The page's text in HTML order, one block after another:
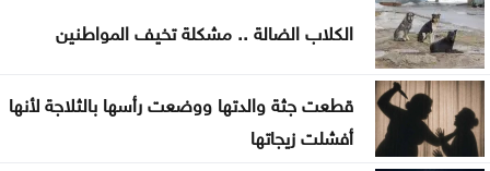
الكلاب الضالة .. مشكلة تخيف المواطنين
قطعت جثة والدتها ووضعت رأسها بالثلاجة لأنها
أفشلت زيجاتها